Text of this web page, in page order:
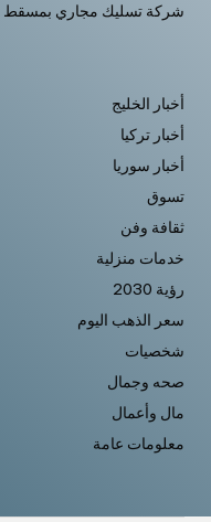
شركة تسليك مجاري بمسقط
أخبار الخليج
أخبار تركيا
أخبار سوريا
تسوق
ثقافة وفن
خدمات منزلية
رؤية 2030
سعر الذهب اليوم
شخصيات
صحه وجمال
مال وأعمال
معلومات عامة